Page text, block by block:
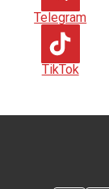
Telegram
TikTok